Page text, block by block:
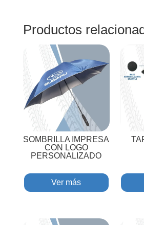
Productos
SOMBRILLA IMPRESA
CON LOGO
PERSONALIZADO
Ver más